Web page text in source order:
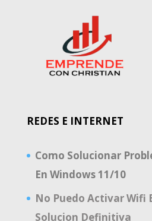
REDES E INTERNET
Como Solucionar
En Windows 11/10
No Puedo Activar Wifi
Solucion Definitiva